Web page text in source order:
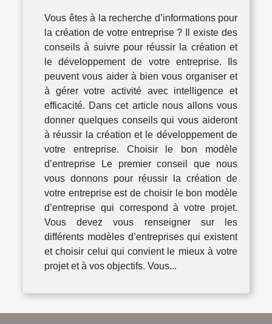
Vous êtes à la recherche d’informations pour
la création de votre entreprise ? Il existe des
conseils à suivre pour réussir la création et
le développement de votre entreprise. Ils
peuvent vous aider à bien vous organiser et
à gérer votre activité avec intelligence et
efficacité. Dans cet article nous allons vous
donner quelques conseils qui vous aideront
à réussir la création et le développement de
votre entreprise. Choisir le bon modèle
d’entreprise Le premier conseil que nous
vous donnons pour réussir la création de
votre entreprise est de choisir le bon modèle
d’entreprise qui correspond à votre projet.
Vous devez vous renseigner sur les
différents modèles d’entreprises qui existent
et choisir celui qui convient le mieux à votre
projet et à vos objectifs. Vous...